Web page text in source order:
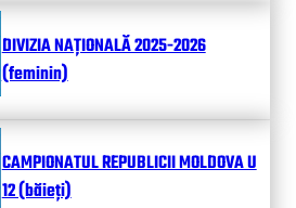
DIVIZIA NAȚIONALĂ 2025-2026
(feminin)
CAMPIONATUL REPUBLICII MOLDOVA U
12 (băieți)